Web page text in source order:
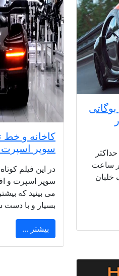
در ساعت
خلبان
کاخانه و خط
سوپر
در این فیلم
سوپر اسپرت و
می بینید که
بسیار و با دست
بیشتر ...